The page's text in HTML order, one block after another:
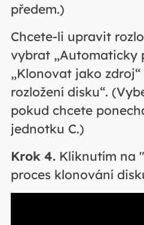
předem.)
Chcete-li upravit
vybrat „Automaticky
„Klonovat jako
rozložení disku“.
pokud chcete
jednotku C.)
Krok 4.Kliknutím na
proces klonování